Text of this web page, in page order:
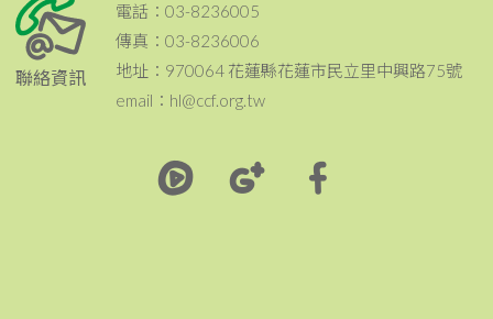
聯絡資訊
電話：03-8236005
傳真：03-8236006
地址：970064 花蓮縣花蓮市民立里中興路75號
email：hl@ccf.org.tw